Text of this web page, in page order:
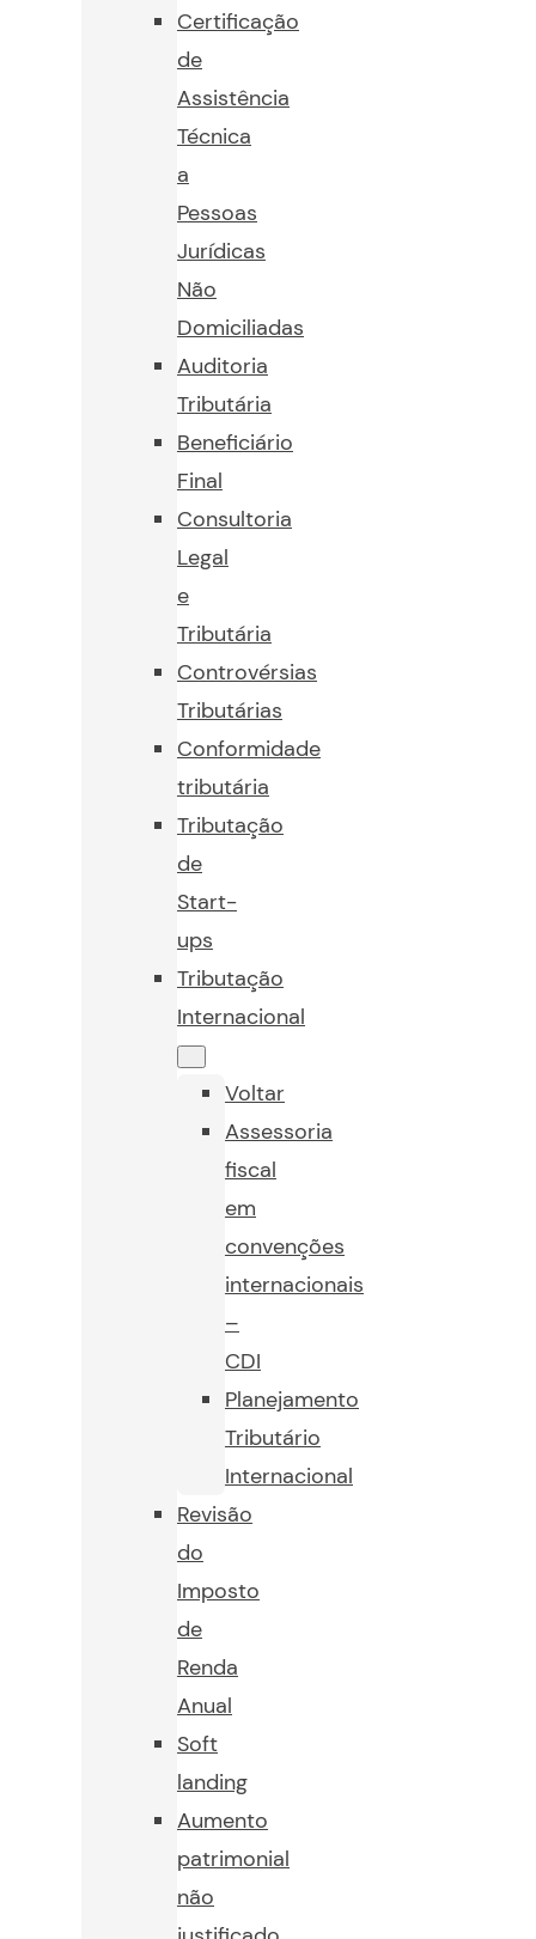
Certificação
de
Assistência
Técnica
a
Pessoas
Jurídicas
Não
Domiciliadas
Auditoria
Tributária
Beneficiário
Final
Consultoria
Legal
e
Tributária
Controvérsias
Tributárias
Conformidade
tributária
Tributação
de
Start-
ups
Tributação
Internacional
Voltar
Assessoria
fiscal
em
convenções
internacionais
–
CDI
Planejamento
Tributário
Internacional
Revisão
do
Imposto
de
Renda
Anual
Soft
landing
Aumento
patrimonial
não